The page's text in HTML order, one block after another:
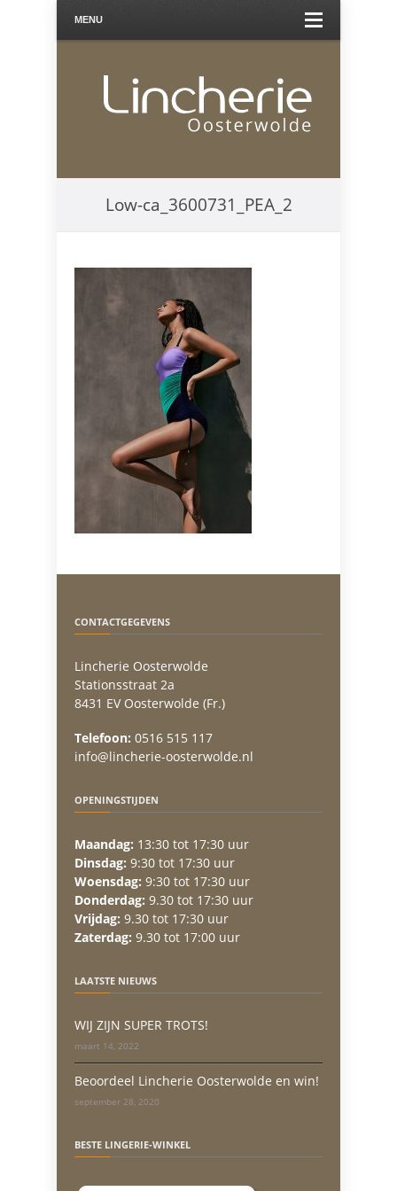
MENU
Low-ca_3600731_PEA_2
CONTACTGEGEVENS
Lincherie Oosterwolde
Stationsstraat 2a
8431 EV Oosterwolde (Fr.)
Telefoon: 0516 515 117
info@lincherie-oosterwolde.nl
OPENINGSTIJDEN
Maandag: 13:30 tot 17:30 uur
Dinsdag: 9:30 tot 17:30 uur
Woensdag: 9:30 tot 17:30 uur
Donderdag: 9.30 tot 17:30 uur
Vrijdag: 9.30 tot 17:30 uur
Zaterdag: 9.30 tot 17:00 uur
LAATSTE NIEUWS
WIJ ZIJN SUPER TROTS!
maart 14, 2022
Beoordeel Lincherie Oosterwolde en win!
september 28, 2020
BESTE LINGERIE-WINKEL